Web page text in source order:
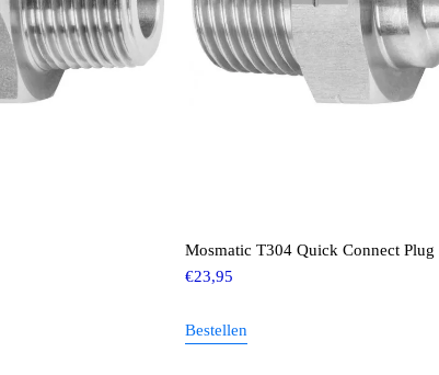
Mosmatic T304 Quick Connect
€23,95
Bestellen